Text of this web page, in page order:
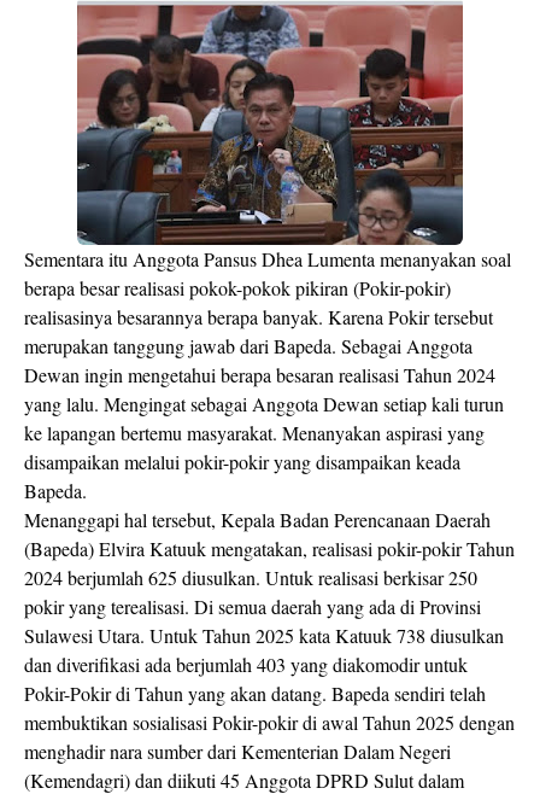
Sementara itu Anggota Pansus Dhea Lumenta menanyakan soal
berapa besar realisasi pokok-pokok pikiran (Pokir-pokir)
realisasinya besarannya berapa banyak. Karena Pokir tersebut
merupakan tanggung jawab dari Bapeda. Sebagai Anggota
Dewan ingin mengetahui berapa besaran realisasi Tahun 2024
yang lalu. Mengingat sebagai Anggota Dewan setiap kali turun
ke lapangan bertemu masyarakat. Menanyakan aspirasi yang
disampaikan melalui pokir-pokir yang disampaikan keada
Bapeda.
Menanggapi hal tersebut, Kepala Badan Perencanaan Daerah
(Bapeda) Elvira Katuuk mengatakan, realisasi pokir-pokir Tahun
2024 berjumlah 625 diusulkan. Untuk realisasi berkisar 250
pokir yang terealisasi. Di semua daerah yang ada di Provinsi
Sulawesi Utara. Untuk Tahun 2025 kata Katuuk 738 diusulkan
dan diverifikasi ada berjumlah 403 yang diakomodir untuk
Pokir-Pokir di Tahun yang akan datang. Bapeda sendiri telah
membuktikan sosialisasi Pokir-pokir di awal Tahun 2025 dengan
menghadir nara sumber dari Kementerian Dalam Negeri
(Kemendagri) dan diikuti 45 Anggota DPRD Sulut dalam